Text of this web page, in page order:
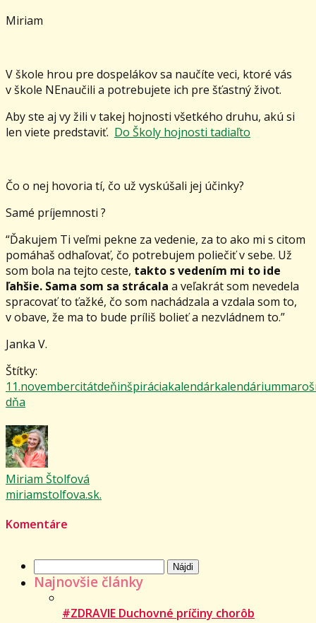
Miriam
V škole hrou pre dospelákov sa naučíte veci, ktoré vás
v škole NEnaučili a potrebujete ich pre šťastný život.
Aby ste aj vy žili v takej hojnosti všetkého druhu, akú si
len viete predstaviť. Do Školy hojnosti tadiaľto
Čo o nej hovoria tí, čo už vyskúšali jej účinky?
Samé príjemnosti ?
“Ďakujem Ti veľmi pekne za vedenie, za to ako mi s citom
pomáhaš odhaľovať, čo potrebujem poliečiť v sebe. Už
som bola na tejto ceste, takto s vedením mi to ide
ľahšie. Sama som sa strácala a veľakrát som nevedela
spracovať to ťažké, čo som nachádzala a vzdala som to,
v obave, že ma to bude príliš bolieť a nezvládnem to.”
Janka V.
Štítky:
11.novembercitátdeňinšpiráciakalendárkalendáriummaroš
dňa
Miriam Štolfová
miriamstolfova.sk.
Komentáre
Hľadať:
Najnovšie články
#ZDRAVIE Duchovné príčiny chorôb